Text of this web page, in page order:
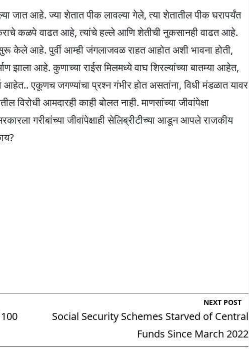
जात आहे. ज्या शेतात पीक लावल्या गेले, त्या शेतातील पीक घरापर्यंत
कळपे वाढत आहे, त्यांचे हल्ले आणि शेतीची नुकसानही वाढत आहे.
केले आहे. पुर्वी आम्ही जंगलाजवळ राहत आहोत अशी भावना होती,
झाला आहे. कुणाच्या राईस मिलमध्ये वाघ शिरल्यांच्या बातम्या आहेत,
आहेत.. एकूणच जगण्यांचा प्रश्न गंभीर होत असतांना, विधी मंडळात यावर
विरोधी आमदारही काही बोलत नाही. माणसांच्या जीवांपेक्षा
गरीबांच्या जीवांपेक्षाही सेलिब्रीटीच्या आडून आपले राजकीय
NEXT POST
Social Security Schemes Starved of Central
Funds Since March 2022